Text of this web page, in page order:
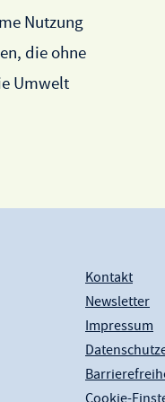
Nutzung
die ohne
Umwelt
Kontakt
Newsletter
Impressum